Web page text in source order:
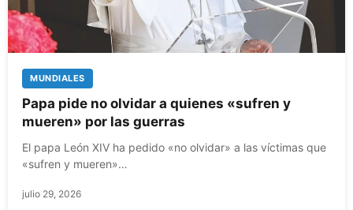
MUNDIALES
Papa pide no olvidar a quienes «sufren y
mueren» por las guerras
El papa León XIV ha pedido «no olvidar» a las víctimas que
«sufren y mueren»…
julio 29, 2026